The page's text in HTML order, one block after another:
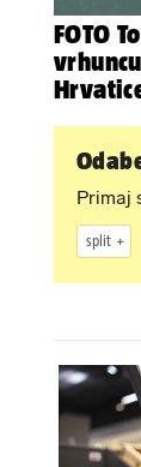
FOTO
Primaj
split